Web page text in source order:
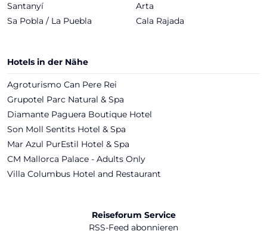
Santanyí
Arta
Sa Pobla / La Puebla
Cala Rajada
Hotels in der Nähe
Agroturismo Can Pere Rei
Grupotel Parc Natural & Spa
Diamante Paguera Boutique Hotel
Son Moll Sentits Hotel & Spa
Mar Azul PurEstil Hotel & Spa
CM Mallorca Palace - Adults Only
Villa Columbus Hotel and Restaurant
Reiseforum Service
RSS-Feed abonnieren